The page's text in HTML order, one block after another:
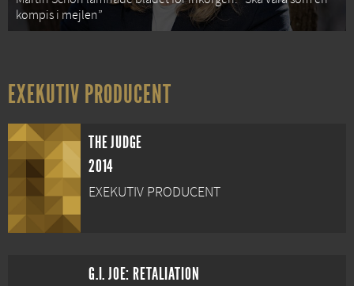
kompis i mejlen”
EXEKUTIV PRODUCENT
THE JUDGE
2014
EXEKUTIV PRODUCENT
G.I. JOE: RETALIATION